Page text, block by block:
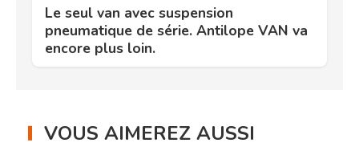
Le seul van avec suspension
pneumatique de série. Antilope VAN va
encore plus loin.
VOUS AIMEREZ AUSSI